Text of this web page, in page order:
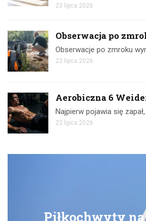
23 lipca 2026
Obserwacja po
Obserwacje po zmroku
22 lipca 2026
Aerobiczna 6
Najpierw pojawia się
22 lipca 2026
na boisko